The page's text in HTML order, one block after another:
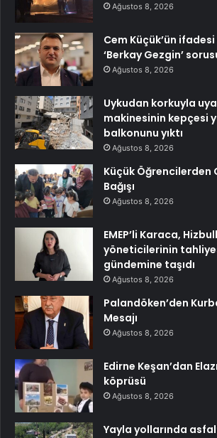
Ağustos 8, 2026
Cem Küçük’ün
‘Berkay Gezgin’
Ağustos 8, 2026
Uykudan korkuyla
makinesinin kepçesi
balkonunu yıktı
Ağustos 8, 2026
Küçük Öğrencilerden
Bağışı
Ağustos 8, 2026
EMEP’li Karaca,
yöneticilerinin
gündemine taşıdı
Ağustos 8, 2026
Palandöken’den
Mesajı
Ağustos 8, 2026
Edirne Keşan’dan
köprüsü
Ağustos 8, 2026
Yayla yollarında